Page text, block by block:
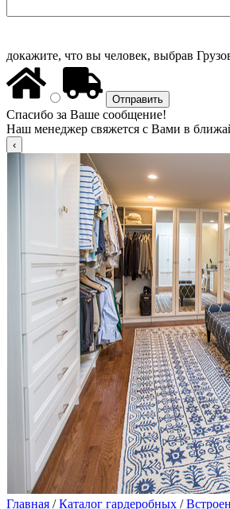
докажите, что вы человек, выбрав
Спасибо за Ваше сообщение!
Наш менеджер свяжется с Вами в
Главная /Каталог гардеробных /